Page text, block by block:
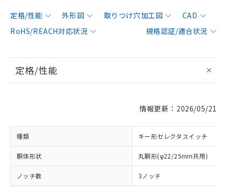
定格/性能 外形図 取りつけ穴加工図
CAD
RoHS/REACH対応状況
規格認証/適合状況
定格/性能
情報更新：2026/05/21
種類 キー形セレクタスイッチ
胴体形状 丸胴形(φ22/25mm共用)
ノッチ数 3ノッチ